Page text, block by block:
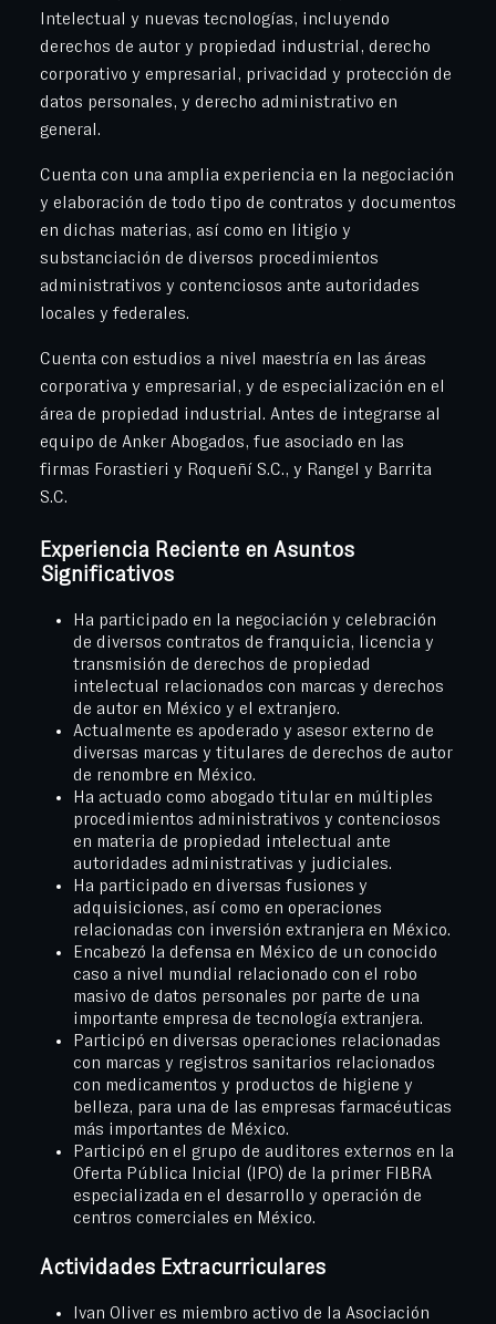
Intelectual y nuevas tecnologías, incluyendo
derechos de autor y propiedad industrial, derecho
corporativo y empresarial, privacidad y protección de
datos personales, y derecho administrativo en
general.
Cuenta con una amplia experiencia en la negociación
y elaboración de todo tipo de contratos y documentos
en dichas materias, así como en litigio y
substanciación de diversos procedimientos
administrativos y contenciosos ante autoridades
locales y federales.
Cuenta con estudios a nivel maestría en las áreas
corporativa y empresarial, y de especialización en el
área de propiedad industrial. Antes de integrarse al
equipo de Anker Abogados, fue asociado en las
firmas Forastieri y Roqueñí S.C., y Rangel y Barrita
S.C.
Experiencia Reciente en Asuntos
Significativos
Ha participado en la negociación y celebración
de diversos contratos de franquicia, licencia y
transmisión de derechos de propiedad
intelectual relacionados con marcas y derechos
de autor en México y el extranjero.
Actualmente es apoderado y asesor externo de
diversas marcas y titulares de derechos de autor
de renombre en México.
Ha actuado como abogado titular en múltiples
procedimientos administrativos y contenciosos
en materia de propiedad intelectual ante
autoridades administrativas y judiciales.
Ha participado en diversas fusiones y
adquisiciones, así como en operaciones
relacionadas con inversión extranjera en México.
Encabezó la defensa en México de un conocido
caso a nivel mundial relacionado con el robo
masivo de datos personales por parte de una
importante empresa de tecnología extranjera.
Participó en diversas operaciones relacionadas
con marcas y registros sanitarios relacionados
con medicamentos y productos de higiene y
belleza, para una de las empresas farmacéuticas
más importantes de México.
Participó en el grupo de auditores externos en la
Oferta Pública Inicial (IPO) de la primer FIBRA
especializada en el desarrollo y operación de
centros comerciales en México.
Actividades Extracurriculares
Ivan Oliver es miembro activo de la Asociación